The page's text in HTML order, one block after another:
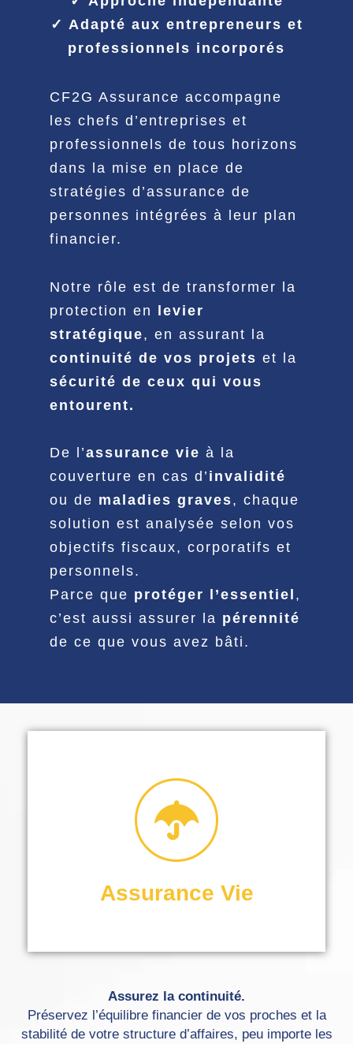
✓ Adapté aux entrepreneurs et
professionnels incorporés
CF2G Assurance accompagne
les chefs d’entreprises et
professionnels de tous horizons
dans la mise en place de
stratégies d’assurance de
personnes intégrées à leur plan
financier.
Notre rôle est de transformer la
protection en
levier
stratégique, en assurant la
continuité de vos projets et la
sécurité de ceux qui vous
entourent.
De l’assurance vie à la
couverture en cas d’ invalidité
ou de maladies graves, chaque
solution est analysée selon vos
objectifs fiscaux, corporatifs et
personnels.
Parce que protéger l’essentiel ,
c’est aussi assurer la pérennité
de ce que vous avez bâti.
Assurance Vie
Protégez votre famille et la
valeur de votre entreprise.
Assurez la continuité.
Préservez l’équilibre financier de vos proches et la
stabilité de votre structure d’affaires, peu importe les